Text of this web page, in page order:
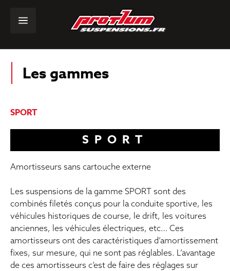
Les gammes
SPORT
SPORT
Amortisseurs sans cartouche externe
Les suspensions de la gamme SPORT sont des
combinés filetés conçus pour la conduite sportive, les
véhicules historiques de course, le drift, les voitures
anciennes, les véhicules électriques, etc… Ces
amortisseurs ont des caractéristiques d’amortissement
fixes, sur mesure, qui ne sont pas réglables. L’avantage
de ces amortisseurs c’est de faire des réglages sur